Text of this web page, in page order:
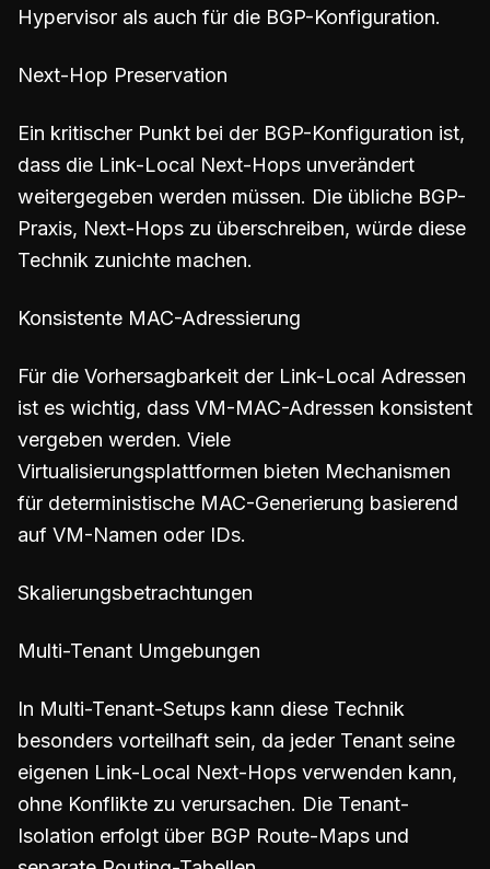
Hypervisor als auch für die BGP-Konfiguration.
Next-Hop Preservation
Ein kritischer Punkt bei der BGP-Konfiguration ist,
dass die Link-Local Next-Hops unverändert
weitergegeben werden müssen. Die übliche BGP-
Praxis, Next-Hops zu überschreiben, würde diese
Technik zunichte machen.
Konsistente MAC-Adressierung
Für die Vorhersagbarkeit der Link-Local Adressen
ist es wichtig, dass VM-MAC-Adressen konsistent
vergeben werden. Viele
Virtualisierungsplattformen bieten Mechanismen
für deterministische MAC-Generierung basierend
auf VM-Namen oder IDs.
Skalierungsbetrachtungen
Multi-Tenant Umgebungen
In Multi-Tenant-Setups kann diese Technik
besonders vorteilhaft sein, da jeder Tenant seine
eigenen Link-Local Next-Hops verwenden kann,
ohne Konflikte zu verursachen. Die Tenant-
Isolation erfolgt über BGP Route-Maps und